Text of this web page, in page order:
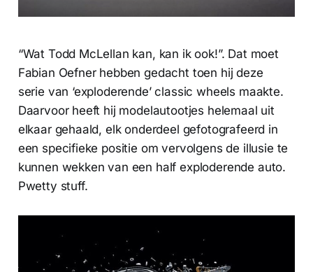
“Wat Todd McLellan kan, kan ik ook!”. Dat moet
Fabian Oefner hebben gedacht toen hij deze
serie van ‘exploderende’ classic wheels maakte.
Daarvoor heeft hij modelautootjes helemaal uit
elkaar gehaald, elk onderdeel gefotografeerd in
een specifieke positie om vervolgens de illusie te
kunnen wekken van een half exploderende auto.
Pwetty stuff.